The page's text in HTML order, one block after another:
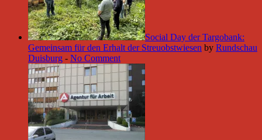
Social Day der Targobank:
Gemeinsam für den Erhalt der Streuobstwiesen by Rundschau
Duisburg - No Comment